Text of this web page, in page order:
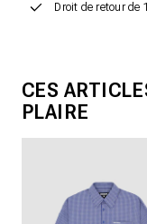
Droit de retour de
CES
PLAIRE